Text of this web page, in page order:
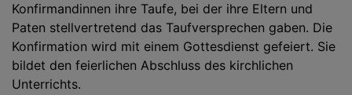
Konfirmandinnen ihre Taufe, bei der ihre Eltern und
Paten stellvertretend das Taufversprechen gaben. Die
Konfirmation wird mit einem Gottesdienst gefeiert. Sie
bildet den feierlichen Abschluss des kirchlichen
Unterrichts.